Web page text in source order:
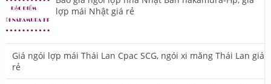
lợp mái Nhật giá rẻ
Giá ngói lợp mái Thái Lan Cpac SCG, ngói xi măng Thái Lan giá
rẻ